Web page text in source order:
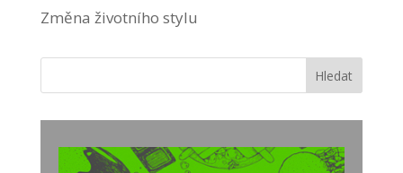
Změna životního stylu